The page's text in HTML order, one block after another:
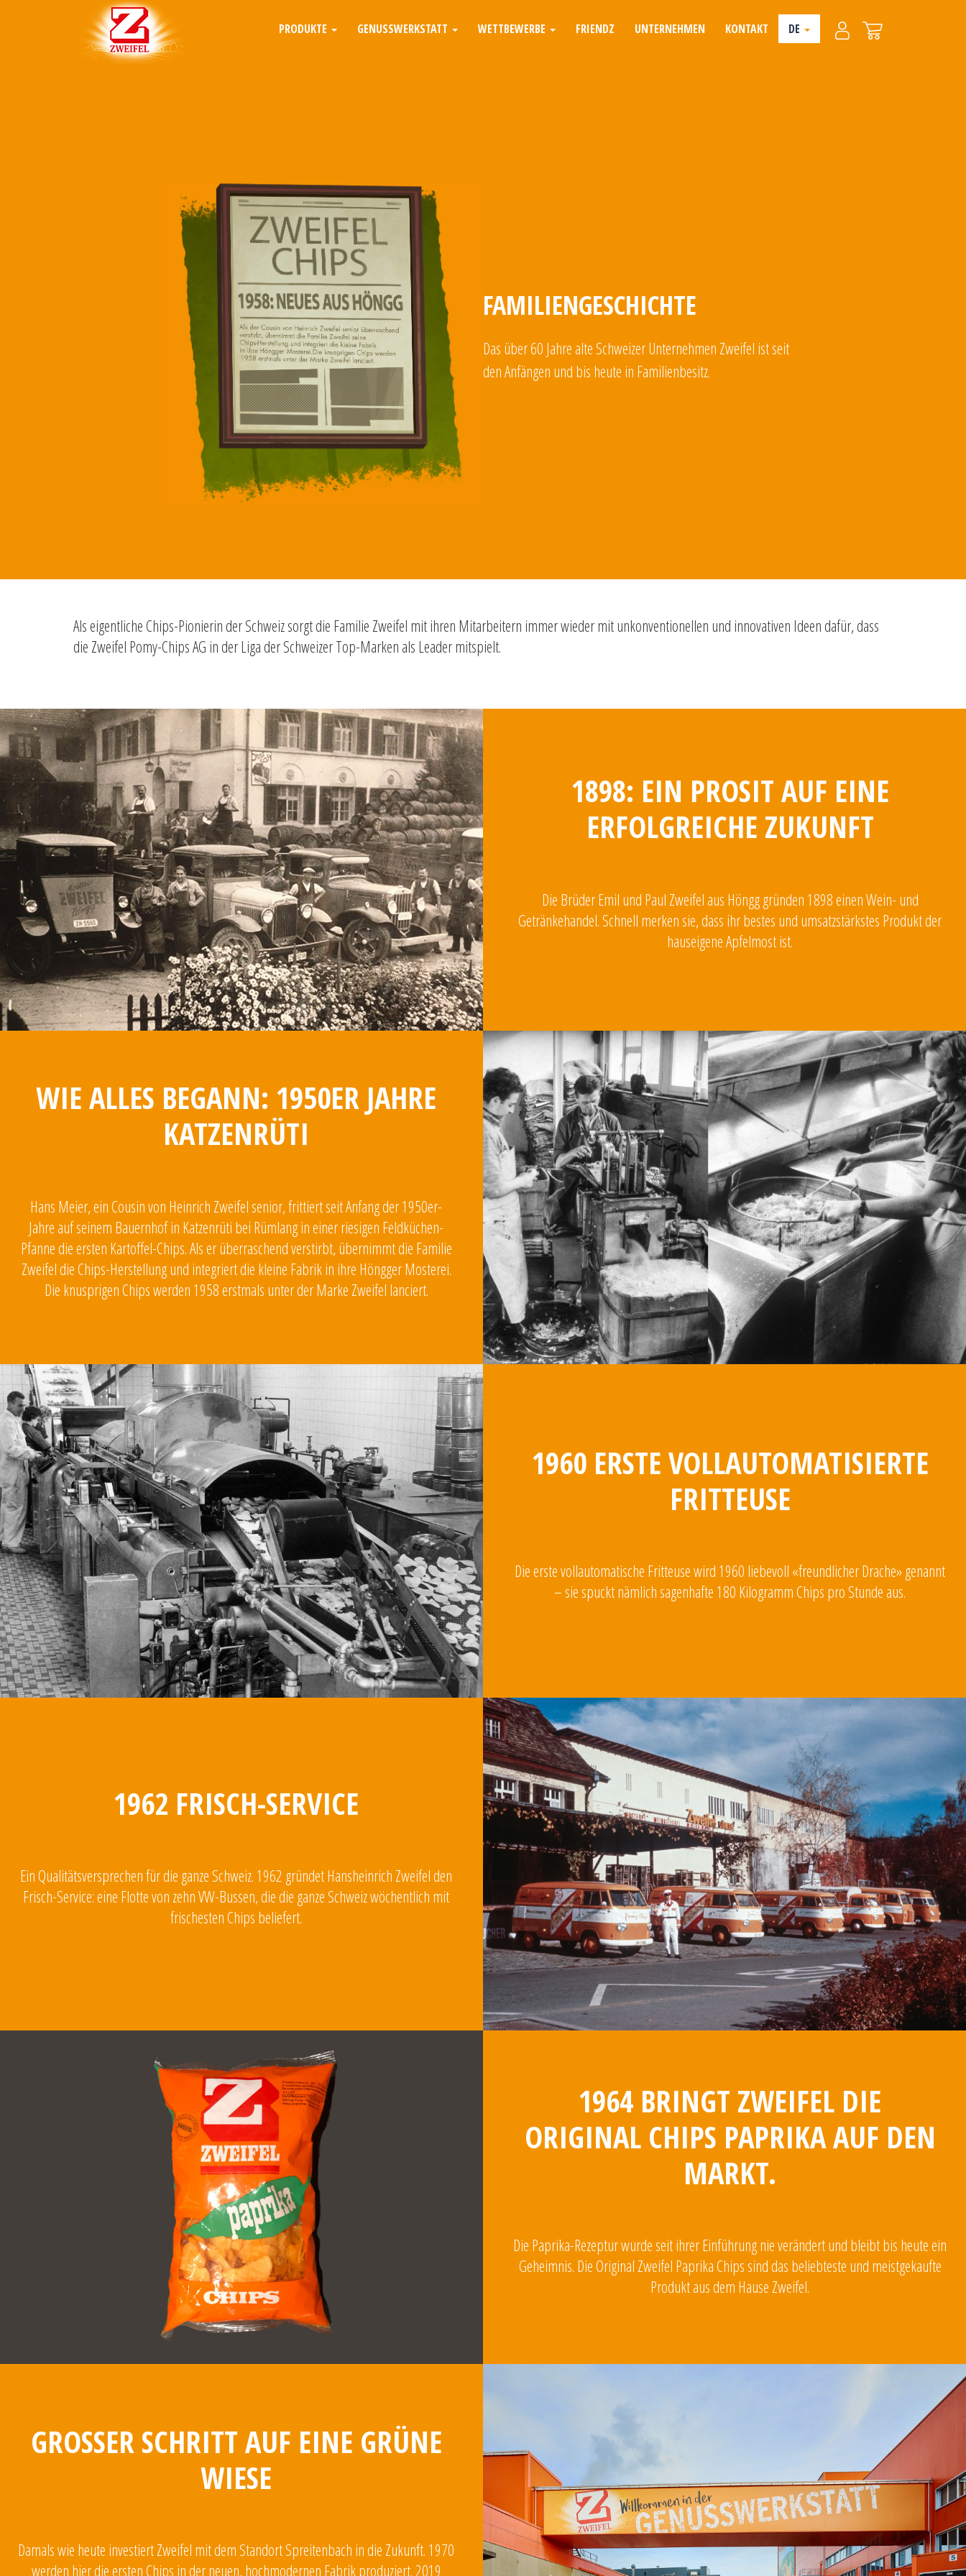
DE
PRODUKTE GENUSSWERKSTATT WETTBEWERBE FRIENDZ UNTERNEHMEN KONTAKT
FAMILIENGESCHICHTE
Das über 60 Jahre alte Schweizer Unternehmen Zweifel ist seit
den Anfängen und bis heute in Familienbesitz.
Als eigentliche Chips-Pionierin der Schweiz sorgt die Familie Zweifel mit ihren Mitarbeitern immer wieder mit unkonventionellen und innovativen Ideen dafür, dass
die Zweifel Pomy-Chips AG in der Liga der Schweizer Top-Marken als Leader mitspielt.
1898: EIN PROSIT AUF EINE
ERFOLGREICHE ZUKUNFT
Die Brüder Emil und Paul Zweifel aus Höngg gründen 1898 einen Wein- und
Getränkehandel. Schnell merken sie, dass ihr bestes und umsatzstärkstes Produkt der
hauseigene Apfelmost ist.
WIE ALLES BEGANN: 1950ER JAHRE
KATZENRÜTI
Hans Meier, ein Cousin von Heinrich Zweifel senior, frittiert seit Anfang der 1950er-
Jahre auf seinem Bauernhof in Katzenrüti bei Rümlang in einer riesigen Feldküchen-
Pfanne die ersten Kartoffel-Chips. Als er überraschend verstirbt, übernimmt die Familie
Zweifel die Chips-Herstellung und integriert die kleine Fabrik in ihre Höngger Mosterei.
Die knusprigen Chips werden 1958 erstmals unter der Marke Zweifel lanciert.
1960 ERSTE VOLLAUTOMATISIERTE
FRITTEUSE
Die erste vollautomatische Fritteuse wird 1960 liebevoll «freundlicher Drache» genannt
– sie spuckt nämlich sagenhafte 180 Kilogramm Chips pro Stunde aus.
1962 FRISCH-SERVICE
Ein Qualitätsversprechen für die ganze Schweiz. 1962 gründet Hansheinrich Zweifel den
Frisch-Service: eine Flotte von zehn VW-Bussen, die die ganze Schweiz wöchentlich mit
frischesten Chips beliefert.
1964 BRINGT ZWEIFEL DIE
ORIGINAL CHIPS PAPRIKA AUF DEN
MARKT.
Die Paprika-Rezeptur wurde seit ihrer Einführung nie verändert und bleibt bis heute ein
Geheimnis. Die Original Zweifel Paprika Chips sind das beliebteste und meistgekaufte
Produkt aus dem Hause Zweifel.
GROSSER SCHRITT AUF EINE GRÜNE
WIESE
Damals wie heute investiert Zweifel mit dem Standort Spreitenbach in die Zukunft. 1970
werden hier die ersten Chips in der neuen, hochmodernen Fabrik produziert. 2019